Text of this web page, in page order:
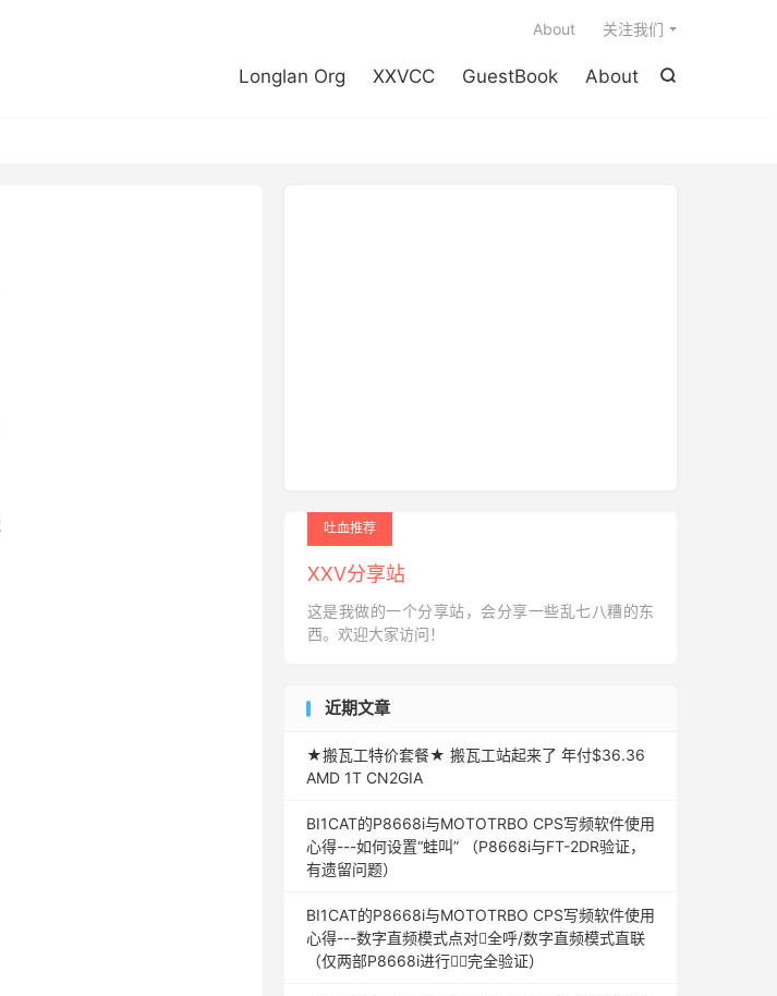

Longlan Org XXVCC GuestBook About
About 关注我们
吐血推荐
XXV分享站
这是我做的一个分享站，会分享一些乱七八糟的东
西。欢迎大家访问！
近期文章
★搬瓦工特价套餐★ 搬瓦工站起来了 年付$36.36
AMD 1T CN2GIA
BI1CAT的P8668i与MOTOTRBO CPS写频软件使用
心得---如何设置“蛙叫” （P8668i与FT-2DR验证，
有遗留问题）
BI1CAT的P8668i与MOTOTRBO CPS写频软件使用
心得---数字直频模式点对全呼/数字直频模式直联
（仅两部P8668i进行完全验证）